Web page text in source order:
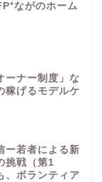
ながのホーム
ーナー制度」な
稼げるモデルケ
ー若者による新
挑戦（第1
ボランティア